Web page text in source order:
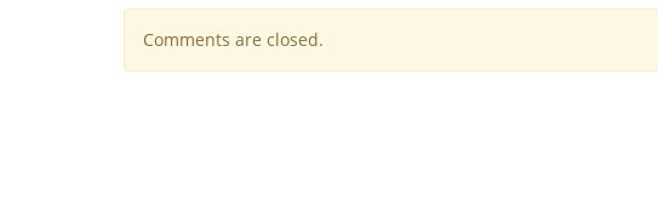
Comments are closed.